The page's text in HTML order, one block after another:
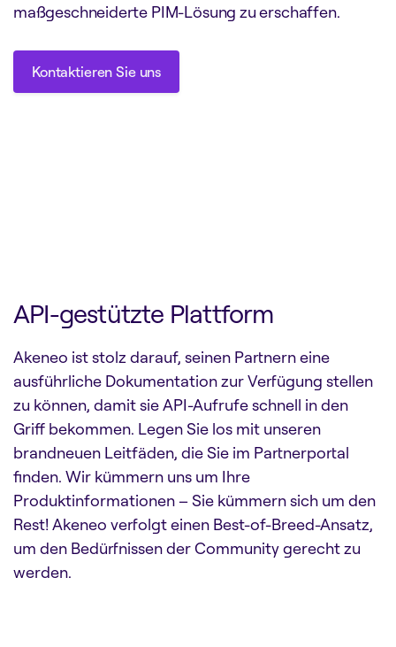
maßgeschneiderte PIM-Lösung zu erschaffen.
Kontaktieren Sie uns
API-gestützte Plattform
Akeneo ist stolz darauf, seinen Partnern eine
ausführliche Dokumentation zur Verfügung stellen
zu können, damit sie API-Aufrufe schnell in den
Griff bekommen. Legen Sie los mit unseren
brandneuen Leitfäden, die Sie im Partnerportal
finden. Wir kümmern uns um Ihre
Produktinformationen – Sie kümmern sich um den
Rest! Akeneo verfolgt einen Best-of-Breed-Ansatz,
um den Bedürfnissen der Community gerecht zu
werden.